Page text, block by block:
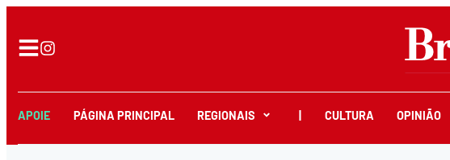
APOIE PÁGINA PRINCIPAL REGIONAIS CULTURA OPINIÃO